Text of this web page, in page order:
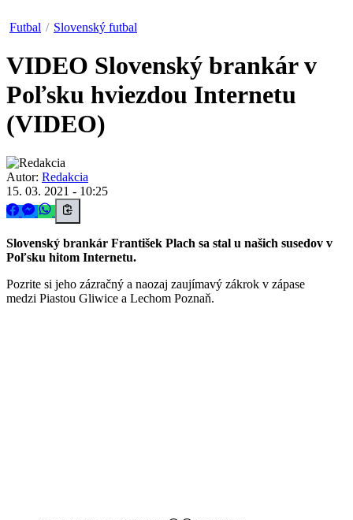
Futbal / Slovenský futbal
VIDEO Slovenský brankár v
Poľsku hviezdou Internetu
(VIDEO)
Autor: Redakcia
15. 03. 2021 - 10:25
Slovenský brankár František Plach sa stal u našich susedov v
Poľsku hitom Internetu.
Pozrite si jeho zázračný a naozaj zaujímavý zákrok v zápase
medzi Piastou Gliwice a Lechom Poznaň.